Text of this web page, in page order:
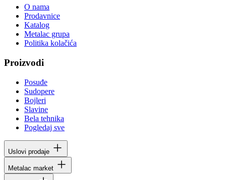
O nama
Prodavnice
Katalog
Metalac grupa
Politika kolačića
Proizvodi
Posuđe
Sudopere
Bojleri
Slavine
Bela tehnika
Pogledaj sve
Uslovi prodaje
Metalac market